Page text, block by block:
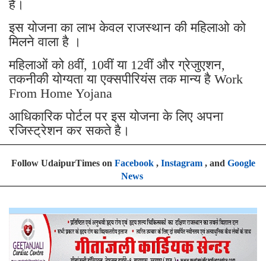
है।
इस योजना का लाभ केवल राजस्थान की महिलाओ को
मिलने वाला है ।
महिलाओं को 8वीं, 10वीं या 12वीं और ग्रेजुएशन,
तकनीकी योग्यता या एक्सपीरियंस तक मान्य है Work
From Home Yojana
आधिकारिक पोर्टल पर इस योजना के लिए अपना
रजिस्ट्रेशन कर सकते है।
Follow UdaipurTimes on Facebook, Instagram, and Google
News